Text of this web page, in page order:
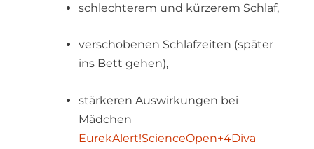
schlechterem und kürzerem Schlaf,
verschobenen Schlafzeiten (später
ins Bett gehen),
stärkeren Auswirkungen bei
Mädchen
EurekAlert!ScienceOpen+4Diva